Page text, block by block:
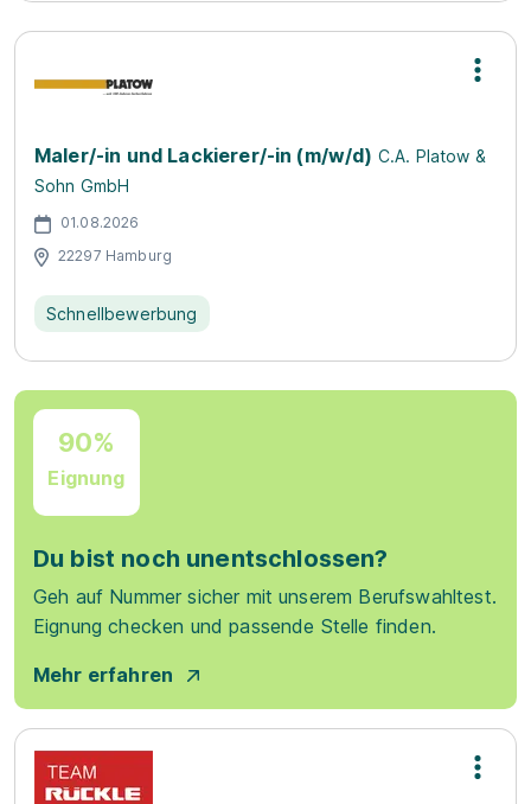
Maler/-in und Lackierer/-in (m/w/d) C.A. Platow &
Sohn GmbH
01.08.2026
22297 Hamburg
Schnellbewerbung
90%
Eignung
Du bist noch unentschlossen?
Geh auf Nummer sicher mit unserem Berufswahltest.
Eignung checken und passende Stelle finden.
Mehr erfahren